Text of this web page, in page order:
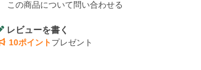
この商品について問い合わせる
レビューを書く
10ポイントプレゼント